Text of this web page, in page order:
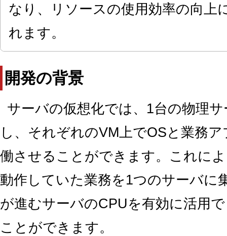
なり、リソースの使用効率の向上
れます。
開発の背景
サーバの仮想化では、1台の物理
し、それぞれのVM上でOSと業務
働させることができます。これに
動作していた業務を1つのサーバに
が進むサーバのCPUを有効に活用
ことができます。